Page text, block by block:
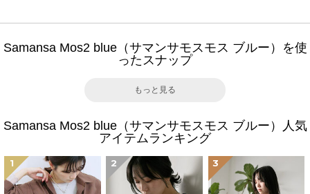
Samansa Mos2 blue（サマンサモスモス ブルー）を使
ったスナップ
もっと見る
Samansa Mos2 blue（サマンサモスモス ブルー）人気
アイテムランキング
1 2 3